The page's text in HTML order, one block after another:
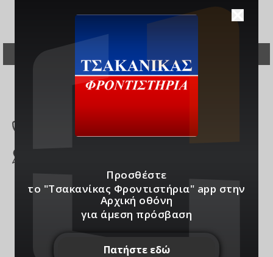
Τσακανίκας
Φροντιστήρια
Βλέπουν τώρα:1
Προσθέστε
το "Τσακανίκας Φροντιστήρια" app στην
Αρχική οθόνη
για άμεση πρόσβαση
Πατήστε εδώ